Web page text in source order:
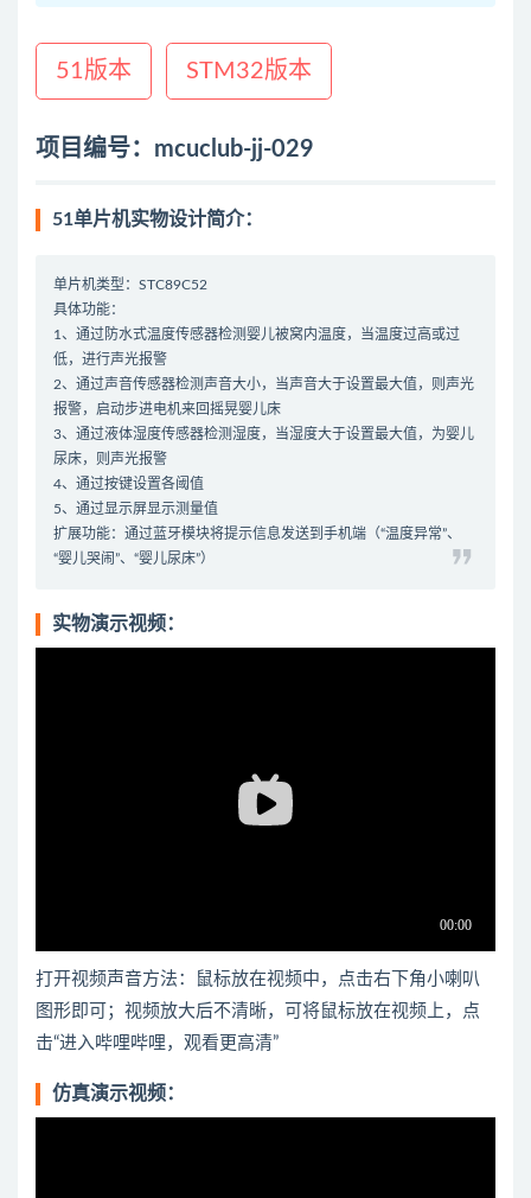
51版本 STM32版本
项目编号：mcuclub-jj-029
51单片机实物设计简介：
单片机类型：STC89C52
具体功能：
1、通过防水式温度传感器检测婴儿被窝内温度，当温度过高或过
低，进行声光报警
2、通过声音传感器检测声音大小，当声音大于设置最大值，则声光
报警，启动步进电机来回摇晃婴儿床
3、通过液体湿度传感器检测湿度，当湿度大于设置最大值，为婴儿
尿床，则声光报警
4、通过按键设置各阈值
5、通过显示屏显示测量值
扩展功能：通过蓝牙模块将提示信息发送到手机端（“温度异常”、
“婴儿哭闹”、“婴儿尿床”）
实物演示视频：
打开视频声音方法：鼠标放在视频中，点击右下角小喇叭
图形即可；视频放大后不清晰，可将鼠标放在视频上，点
击“进入哔哩哔哩，观看更高清”
仿真演示视频：